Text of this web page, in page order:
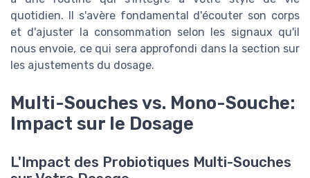
quotidien. Il s'avère fondamental d'écouter son corps
et d'ajuster la consommation selon les signaux qu'il
nous envoie, ce qui sera approfondi dans la section sur
les ajustements du dosage.
Multi-Souches vs. Mono-Souche:
Impact sur le Dosage
L'Impact des Probiotiques Multi-Souches